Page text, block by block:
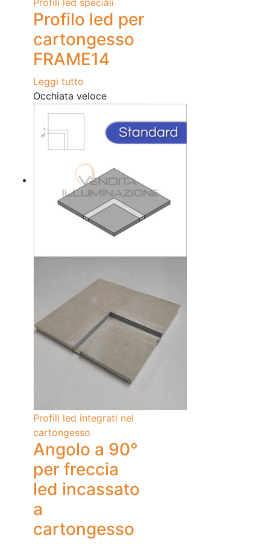
Profilo led per
cartongesso
FRAME14
Leggi tutto
Occhiata veloce
Profili led integrati nel
cartongesso
Angolo a 90°
per freccia
led incassato
a
cartongesso